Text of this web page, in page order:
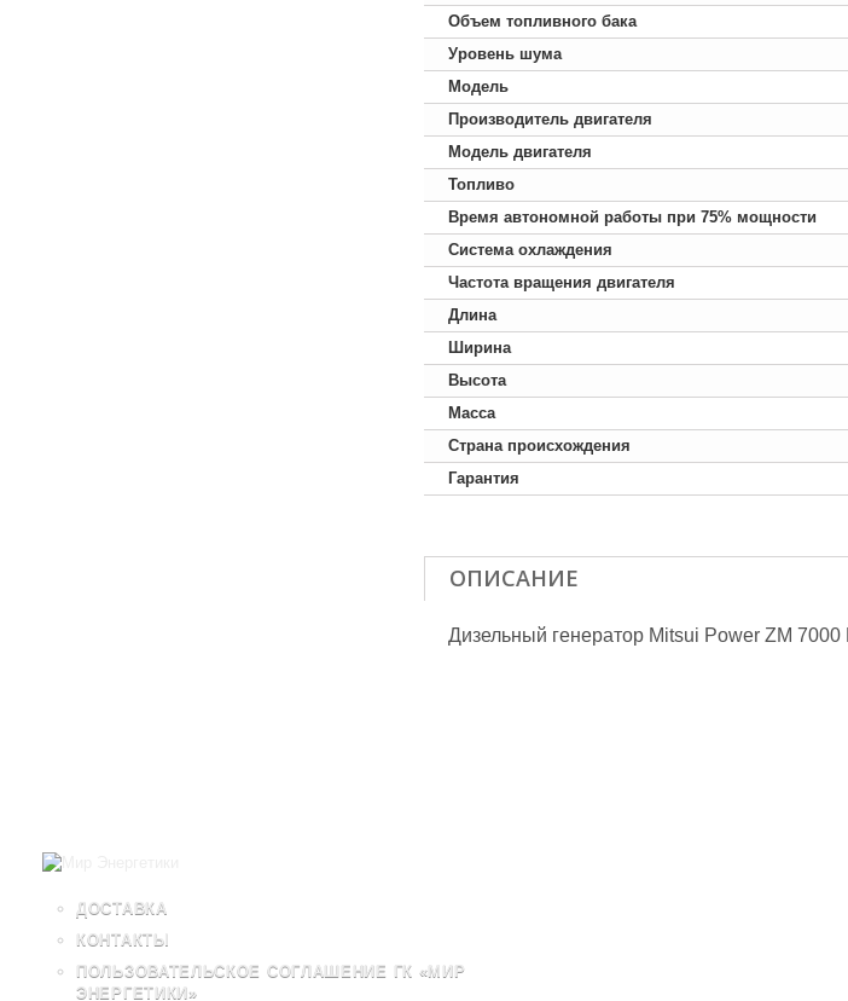
Объем топливного бака
Уровень шума
Модель
Производитель двигателя
Модель двигателя
Топливо
Время автономной работы при 75% мощности
Система охлаждения
Частота вращения двигателя
Длина
Ширина
Высота
Масса
Страна происхождения
Гарантия
ОПИСАНИЕ
Дизельный генератор Mitsui Power ZM
ДОСТАВКА
КОНТАКТЫ
ПОЛЬЗОВАТЕЛЬСКОЕ СОГЛАШЕНИЕ ГК «МИР
ЭНЕРГЕТИКИ»